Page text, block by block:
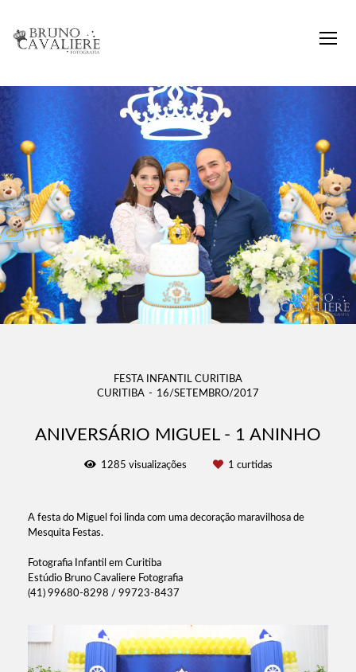
FESTA INFANTIL CURITIBA
CURITIBA
16/SETEMBRO/2017
ANIVERSÁRIO MIGUEL - 1 ANINHO
1285 visualizações 1 curtidas
A festa do Miguel foi linda com uma decoração maravilhosa de
Mesquita Festas.
Fotografia Infantil em Curitiba
Estúdio Bruno Cavaliere Fotografia
(41) 99680-8298 / 99723-8437